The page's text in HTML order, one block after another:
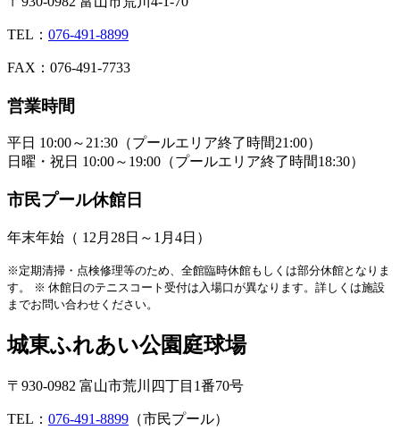
TEL： 076-491-8899
FAX：076-491-7733
営業時間
平日 10:00～21:30（プールエリア終了時間21:00）
日曜・祝日 10:00～19:00（プールエリア終了時間18:30）
市民プール休館日
年末年始（ 12月28日～1月4日）
※定期清掃・点検修理等のため、全館臨時休館もしくは部分休館となりま
す。
※ 休館日のテニスコート受付は入場口が異なります。詳しくは施設
までお問い合わせください。
城東ふれあい公園庭球場
〒930-0982 富山市荒川四丁目1番70号
TEL： 076-491-8899 （市民プール）